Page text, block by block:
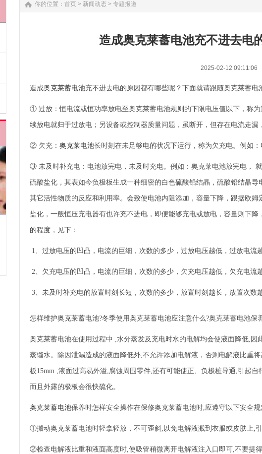
你的位置： 首页 > 新闻动态 > 专题报道
造成奥克莱蓄电池充不进去电
2025-02-12
造成奥克莱蓄电池充不进去电的原因都有哪些呢？下面就请跟随奥克莱蓄电
① 过放：恒电流或恒功率放电至奥克莱蓄电池规则的下限电压值以下，称
续放电就归于过放电；另设备或控制器质量问题，虽断开，但存在电流走漏
② 欠充： 奥克莱电池长时刻在未足够电的状况下运行，称为欠充电。例如
③ 未及时补充电：电池放完电，未及时充电。例如： 奥克莱电池放完电，
硫酸盐化，其表如今负极板生成一种细密的白色硫酸铅结晶，硫酸铅结晶
其它活性物质的反应和利用率。会致使电池内阻添加，容量下降，跟据欧
盐化，一般恒压充电器有也许充不进电，即便能够充电或放电，容量则下
的程度，见下：
1、过放电压的凹凸，电流的巨细，次数的多少，过放电压越低，过放电流
2、欠充电压的凹凸，电流的巨细，次数的多少，欠充电压越低，欠充电流
3、未及时补充电的放置时刻长短，次数的多少，放置时刻越长，放置次数
怎样维护奥克莱蓄电池?冬季使用奥克莱蓄电池应注意什么?奥克莱蓄电池保
奥克莱蓄电池在使用过程中 ,水分蒸发及充电时水的电解均会使液面降低,
蒸馏水。除因泄漏造成的液面降低外,不允许添加电解液，否则电解液比重
板15mm ,液面过高易外溢,腐蚀周围零件,还有可能使正、负极桩导通,引起
而且外露的极板会很快硫化。
奥克莱蓄电池保养时怎样安全操作在保修奥克莱蓄电池时,应遵守以下安全规
①搬动奥克莱蓄电池时轻拿轻放，不可歪斜,以免电解液溅到衣服或皮肤上,
②检查电解液比重和液面高度时,使吸管稍微离开电解液注入口即可,不要提